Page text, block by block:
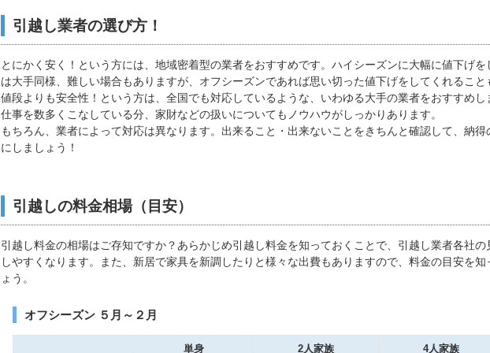
引越し業者の選び方！
とにかく安く！という方には、地域密着型の業者をおすすめです。ハイシーズンに大幅に値下げを
は大手同様、難しい場合もありますが、オフシーズンであれば思い切った値下げをしてくれること
値段よりも安全性！という方は、全国でも対応しているような、いわゆる大手の業者をおすすめし
仕事を数多くこなしている分、家財などの扱いについてもノウハウがしっかりあります。
もちろん、業者によって対応は異なります。出来ること・出来ないことをきちんと確認して、納得
にしましょう！
引越しの料金相場（目安）
引越し料金の相場はご存知ですか？あらかじめ引越し料金を知っておくことで、引越し業者各社の
しやすくなります。また、新居で家具を新調したりと様々な出費もありますので、料金の目安を知
ょう。
オフシーズン ５月～２月
単身 2人家族 4人家族